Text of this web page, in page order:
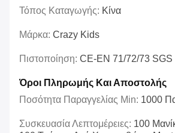
Τόπος Καταγωγής: Κίνα
Μάρκα: Crazy Kids
Πιστοποίηση: CE-EN 71/72/73 SGS
Όροι Πληρωμής Και Αποστολής
Ποσότητα Παραγγελίας Min: 1000
Συσκευασία Λεπτομέρειες: 100